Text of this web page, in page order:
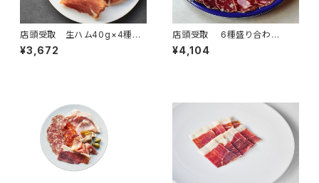
店頭受取 生ハム40g×4種
（3～4名様）＜フランス・バスク、
オーヴェルニ＞
¥3,672
店頭受取 6種盛り合わ
せ ”グラン”（4名様）
¥4,104